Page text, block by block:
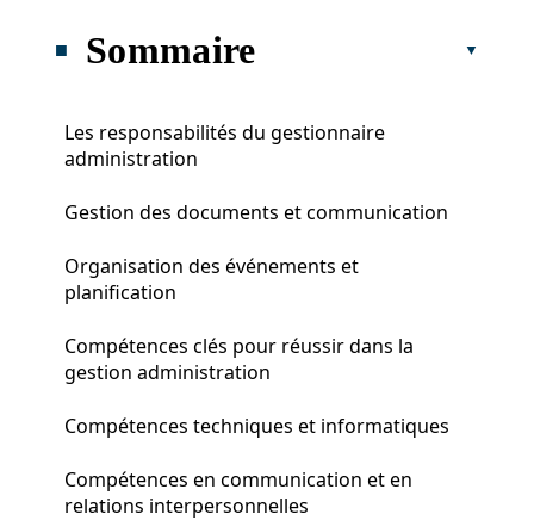
Sommaire
Les responsabilités du gestionnaire
administration
Gestion des documents et communication
Organisation des événements et
planification
Compétences clés pour réussir dans la
gestion administration
Compétences techniques et informatiques
Compétences en communication et en
relations interpersonnelles